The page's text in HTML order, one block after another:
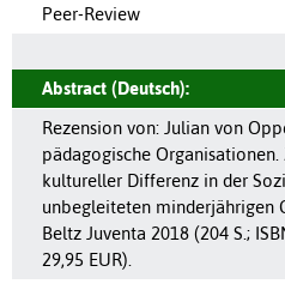
Peer-Review
Abstract (Deutsch):
Rezension von: Julian von
pädagogische
kultureller Differenz in der
unbegleiteten minderjährigen
Beltz Juventa 2018 (204 S.;
29,95 EUR).